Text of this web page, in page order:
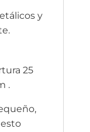
y
25
.